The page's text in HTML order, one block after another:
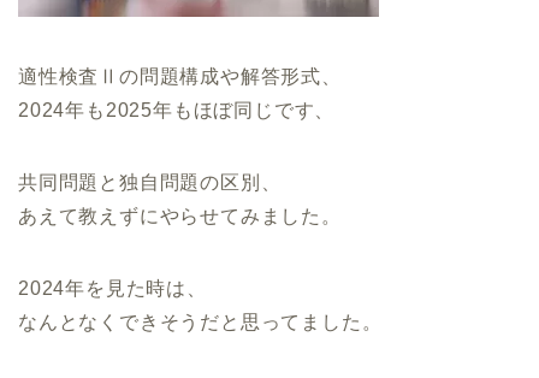
適性検査Ⅱの問題構成や解答形式、
2024年も2025年もほぼ同じです、
共同問題と独自問題の区別、
あえて教えずにやらせてみました。
2024年を見た時は、
なんとなくできそうだと思ってました。